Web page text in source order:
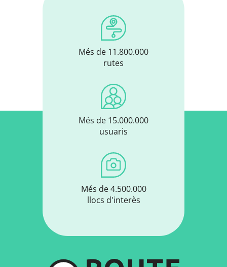
Més de 11.800.000
rutes
Més de 15.000.000
usuaris
Més de 4.500.000
llocs d'interès